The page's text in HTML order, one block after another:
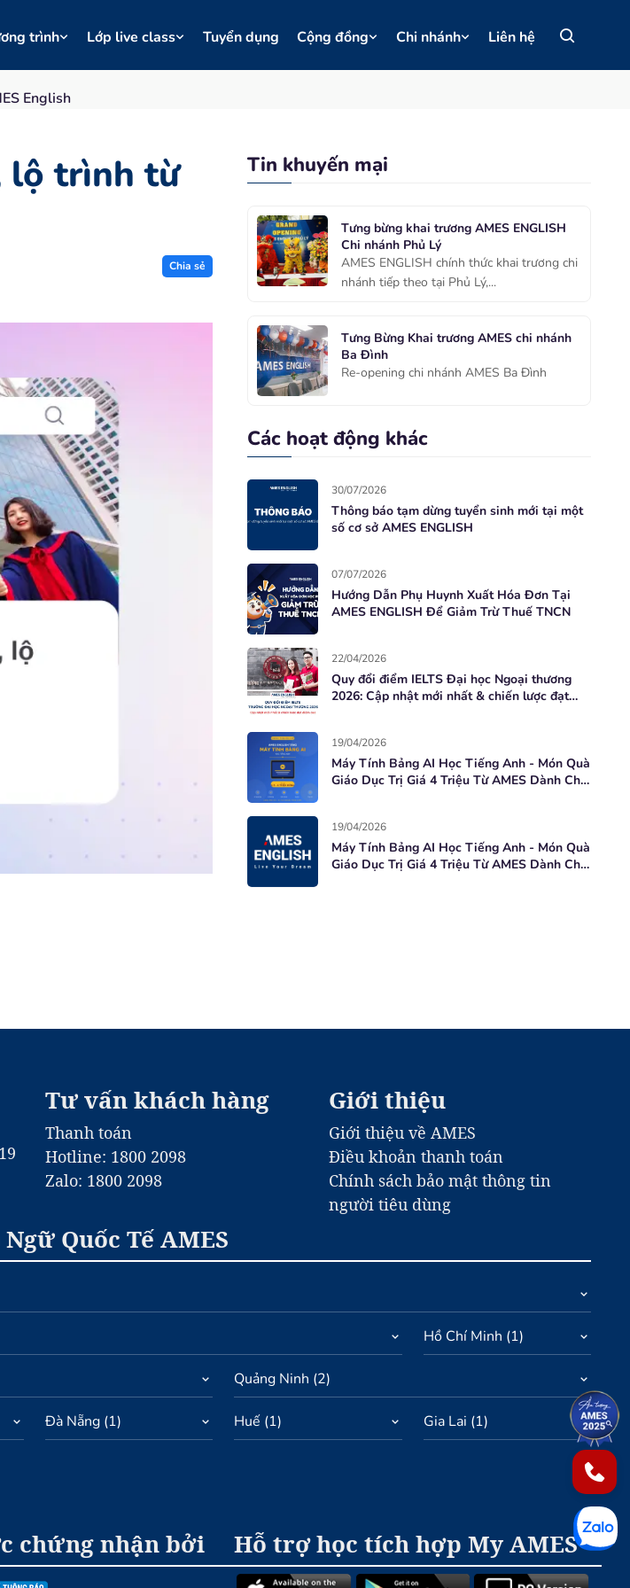
trình Lớp live class Tuyển dụng Cộng đồng Chi nhánh Liên hệ
English
lộ trình từ
Chia sẻ
Tin khuyến mại
Tưng bừng khai trương AMES ENGLISH
Chi nhánh Phủ Lý
AMES ENGLISH chính thức khai trương chi
nhánh tiếp theo tại Phủ Lý,...
Tưng Bừng Khai trương AMES chi nhánh
Ba Đình
Re-opening chi nhánh AMES Ba Đình
Các hoạt động khác
30/07/2026
Thông báo tạm dừng tuyển sinh mới tại một
số cơ sở AMES ENGLISH
07/07/2026
Hướng Dẫn Phụ Huynh Xuất Hóa Đơn Tại
AMES ENGLISH Để Giảm Trừ Thuế TNCN
22/04/2026
Quy đổi điểm IELTS Đại học Ngoại thương
2026: Cập nhật mới nhất & chiến lược đạt
19/04/2026
Máy Tính Bảng AI Học Tiếng Anh - Món Quà
Giáo Dục Trị Giá 4 Triệu Từ AMES Dành Cho
19/04/2026
Máy Tính Bảng AI Học Tiếng Anh - Món Quà
Giáo Dục Trị Giá 4 Triệu Từ AMES Dành Cho
Tư vấn khách hàng
Thanh toán
Hotline: 1800 2098
Zalo: 1800 2098
Giới thiệu
Giới thiệu về AMES
Điều khoản thanh toán
Chính sách bảo mật thông tin
người tiêu dùng
Quốc Tế AMES
Hồ Chí Minh (1)
Quảng Ninh (2)
Đà Nẵng(1) Huế (1) Gia Lai (1)
chứng nhận bởi Hỗ trợ học tích hợp My AMES